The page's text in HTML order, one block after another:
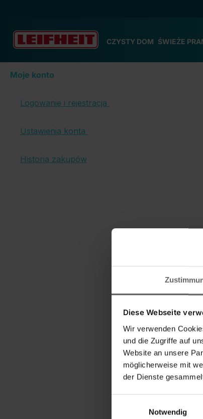
Diese Webseite
Wir verwenden
und die Zugriffe auf
Website an unsere
möglicherweise mit
der Dienste
Notwendig
CZYSTY DOM ŚWIEŻE
Moje konto
Logowanie i rejestracja
Ustawienia konta
Historia zakupów